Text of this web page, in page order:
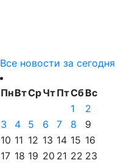
Все новости за сегодня
ПнВтСрЧтПтСбВс
1
2
3
4 5 6 7 8
9
10 11 12 13 14 15 16
17 18 19 20 21 22 23